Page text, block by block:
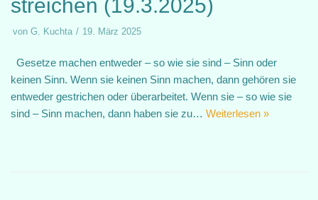
streichen (19.3.2025)
von G. Kuchta 19. März 2025
Gesetze machen entweder – so wie sie sind – Sinn oder
keinen Sinn. Wenn sie keinen Sinn machen, dann gehören sie
entweder gestrichen oder überarbeitet. Wenn sie – so wie sie
sind – Sinn machen, dann haben sie zu… Weiterlesen »